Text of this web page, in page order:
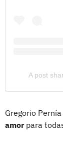
A post
Gregorio Pernía
amorpara